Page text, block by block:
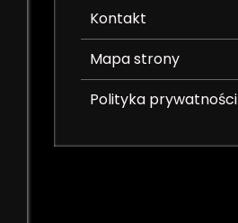
Kontakt
Mapa strony
Polityka prywatności